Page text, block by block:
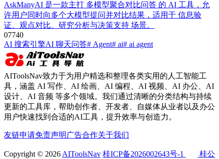
AskManyAI 是一款主打 多模型聚合对比问答 的 AI 工具，允
许用户同时向多个大模型提问并对比结果，适用于 信息验
证、观点对比、研究分析与决策支持 场景。
07740
AI 搜索引擎AI 聊天问答# Agent# ai# ai agent
AIToolsNav致力于为用户精选和整理各类实用的人工智能工
具，涵盖 AI 写作、AI 绘画、AI 编程、AI 视频、AI 办公、AI
设计、AI 音频 等多个领域。我们通过清晰的分类结构与持续
更新的工具库，帮助创作者、开发者、自媒体从业者以及办公
用户快速找到合适的AI工具，提升效率与创造力。
友链申请免责声明 广告合作关于我们
Copyright © 2026 AIToolsNav 桂ICP备2026002643号-1 桂公